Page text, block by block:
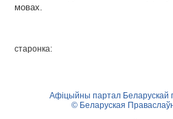
мовах.
старонка:
Афіцыйны партал Беларускай
© Беларуская